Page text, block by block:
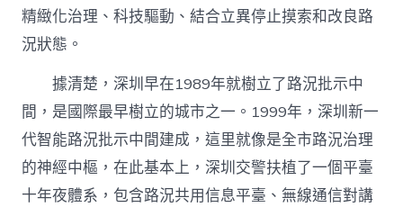
精緻化治理、科技驅動、結合立異停止摸索和改良路
況狀態。
據清楚，深圳早在1989年就樹立了路況批示中
間，是國際最早樹立的城市之一。1999年，深圳新一
代智能路況批示中間建成，這里就像是全市路況治理
的神經中樞，在此基本上，深圳交警扶植了一個平臺
十年夜體系，包含路況共用信息平臺、無線通信對講